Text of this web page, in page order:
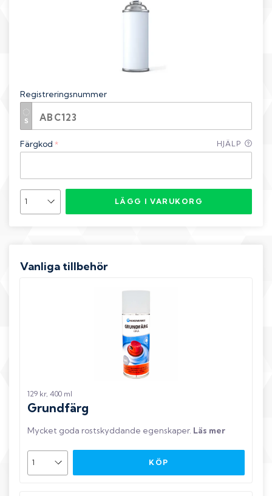
Registreringsnummer
Färgkod * HJÄLP
LÄGG I VARUKORG
Vanliga tillbehör
129 kr, 400 ml
Grundfärg
Mycket goda rostskyddande egenskaper. Läs mer
KÖP